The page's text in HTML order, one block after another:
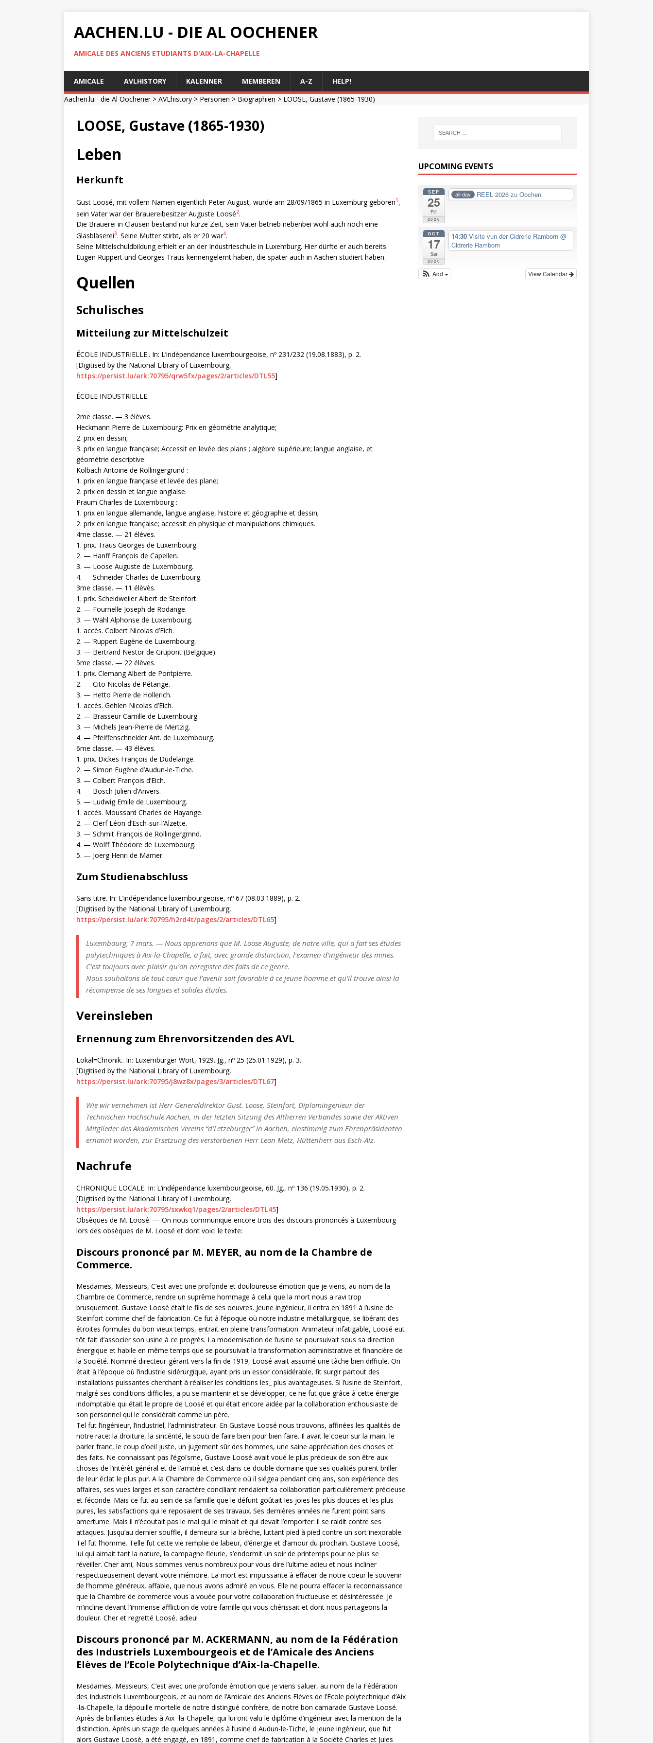
AACHEN.LU - DIE AL OOCHENER
AMICALE DES ANCIENS ETUDIANTS D'AIX-LA-CHAPELLE
AMICALE AVLHISTORY KALENNER MEMBEREN A-Z
HELP!
Aachen.lu - die Al Oochener> AVLhistory > Personen > Biographien > LOOSE, Gustave (1865-1930)
LOOSE, Gustave (1865-1930)
Leben
Herkunft
Gust Loosé, mit vollem Namen eigentlich Peter August, wurde am 28/09/1865 in Luxemburg geboren1 ,
sein Vater war der Brauereibesitzer Auguste Loosé2.
Die Brauerei in Clausen bestand nur kurze Zeit, sein Vater betrieb nebenbei wohl auch noch eine
Glasbläserei3. Seine Mutter stirbt, als er 20 war4.
Seine Mittelschuldbildung erhielt er an der Industrieschule in Luxemburg. Hier dürfte er auch bereits
Eugen Ruppert und Georges Traus kennengelernt haben, die später auch in Aachen studiert haben.
Quellen
Schulisches
Mitteilung zur Mittelschulzeit
ÉCOLE INDUSTRIELLE.. In: L’indépendance luxembourgeoise, nº 231/232 (19.08.1883), p. 2.
[Digitised by the National Library of Luxembourg,
https://persist.lu/ark:70795/qrw5fx/pages/2/articles/DTL55]
ÉCOLE INDUSTRIELLE.
2me classe. — 3 élèves.
Heckmann Pierre de Luxembourg: Prix en géométrie analytique;
2. prix en dessin;
3. prix en langue française; Accessit en levée des plans ; algèbre supérieure; langue anglaise, et
géométrie descriptive.
Kolbach Antoine de Rollingergrund :
1. prix en langue française et levée des plane;
2. prix en dessin et langue anglaise.
Praum Charles de Luxembourg :
1. prix en langue allemande, langue anglaise, histoire et géographie et dessin;
2. prix en langue française; accessit en physique et manipulations chimiques.
4me classe. — 21 éléves.
1. prix. Traus Georges de Luxembourg.
2. — Hanff François de Capellen.
3. — Loose Auguste de Luxembourg.
4. — Schneider Charles de Luxembourg.
3me classe. — 11 élèvès.
1. prix. Scheidweiler Albert de Steinfort.
2. — Fournelle Joseph de Rodange.
3. — Wahl Alphonse de Luxembourg.
1. accès. Colbert Nicolas d’Eich.
2. — Ruppert Eugène de Luxembourg.
3. — Bertrand Nestor de Grupont (Belgique).
5me classe. — 22 élèves.
1. prix. Clemang Albert de Pontpierre.
2. — Cito Nicolas de Pétange.
3. — Hetto Pierre de Hollerich.
1. accès. Gehlen Nicolas d’Eich.
2. — Brasseur Camille de Luxembourg.
3. — Michels Jean-Pierre de Mertzig.
4. — Pfeiffenschneider Ant. de Luxembourg.
6me classe. — 43 élèves.
1. prix. Dickes François de Dudelange.
2. — Simon Eugène d’Audun-le-Tiche.
3. — Colbert François d’Eich.
4. — Bosch Julien d’Anvers.
5. — Ludwig Emile de Luxembourg.
1. accès. Moussard Charles de Hayange.
2. — Clerf Léon d’Esch-sur-l’Alzette.
3. — Schmit François de Rollingergrnnd.
4. — Wolff Théodore de Luxembourg.
5. — Joerg Henri de Mamer.
Zum Studienabschluss
Sans titre. In: L’indépendance luxembourgeoise, nº 67 (08.03.1889), p. 2.
[Digitised by the National Library of Luxembourg,
https://persist.lu/ark:70795/h2rd4t/pages/2/articles/DTL65]
Luxembourg, 7 mars. — Nous apprenons que M. Loose Auguste, de notre ville, qui a fait ses études
polytechniques à Aix-la-Chapelle, a fait, avec grande distinction, l’examen d’ingénieur des mines.
C’est toujours avec plaisir qu’on enregistre des faits de ce genre.
Nous souhaitons de tout cœur que l’avenir soit favorable à ce jeune homme et qu’il trouve ainsi la
récompense de ses longues et solides études.
Vereinsleben
Ernennung zum Ehrenvorsitzenden des AVL
Lokal=Chronik.. In: Luxemburger Wort, 1929. Jg., nº 25 (25.01.1929), p. 3.
[Digitised by the National Library of Luxembourg,
https://persist.lu/ark:70795/j8wz8x/pages/3/articles/DTL67]
Wie wir vernehmen ist Herr Generaldirektor Gust. Loose, Steinfort, Diplomingenieur der
Technischen Hochschule Aachen, in der letzten Sitzung des Altherren Verbandes sowie der Aktiven
Mitglieder des Akademischen Vereins “d’Letzeburger” in Aachen, einstimmig zum Ehrenpräsidenten
ernannt worden, zur Ersetzung des verstorbenen Herr Leon Metz, Hüttenherr aus Esch-Alz.
Nachrufe
CHRONIQUE LOCALE. In: L’indépendance luxembourgeoise, 60. Jg., nº 136 (19.05.1930), p. 2.
[Digitised by the National Library of Luxembourg,
https://persist.lu/ark:70795/sxwkq1/pages/2/articles/DTL45]
Obsèques de M. Loosé. — On nous communique encore trois des discours prononcés à Luxembourg
lors des obsèques de M. Loosé et dont voici le texte:
Discours prononcé par M. MEYER, au nom de la Chambre de
Commerce.
Mesdames, Messieurs, C’est avec une profonde et douloureuse émotion que je viens, au nom de la
Chambre de Commerce, rendre un suprême hommage à celui que la mort nous a ravi trop
brusquement. Gustave Loosé était le fils de ses oeuvres. Jeune ingénieur, il entra en 1891 à l’usine de
Steinfort comme chef de fabrication. Ce fut à l’époque où notre industrie métallurgique, se libérant des
étroites formules du bon vieux temps, entrait en pleine transformation. Animateur infatigable, Loosé eut
tôt fait d’associer son usine à ce progrès. La modernisation de l’usine se poursuivait sous sa direction
énergique et habile en même temps que se poursuivait la transformation administrative et financière de
la Société. Nommé directeur-gérant vers la fin de 1919, Loosé avait assumé une tâche bien difficile. On
était à l’époque où l’industrie sidérurgique, ayant pris un essor considérable, fit surgir partout des
installations puissantes cherchant à réaliser les conditions les_ plus avantageuses. Si l’usine de Steinfort,
malgré ses conditions difficiles, a pu se maintenir et se développer, ce ne fut que grâce à cette énergie
indomptable qui était le propre de Loosé et qui était encore aidée par la collaboration enthousiaste de
son personnel qui le considérait comme un père.
Tel fut l’ingénieur, l’industriel, l’administrateur. En Gustave Loosé nous trouvons, affinées les qualités de
notre race: la droiture, la sincérité, le souci de faire bien pour bien faire. Il avait le coeur sur la main, le
parler franc, le coup d’oeil juste, un jugement sûr des hommes, une saine appréciation des choses et
des faits. Ne connaissant pas l’égoïsme, Gustave Loosé avait voué le plus précieux de son être aux
choses de l’intérêt général et de l’amitié et c’est dans ce double domaine que ses qualités purent briller
de leur éclat le plus pur. A la Chambre de Commerce où il siégea pendant cinq ans, son expérience des
affaires, ses vues larges et son caractère conciliant rendaient sa collaboration particulièrement précieuse
et féconde. Mais ce fut au sein de sa famille que le défunt goûtait les joies les plus douces et les plus
pures, les satisfactions qui le reposaient de ses travaux. Ses dernières années ne furent point sans
amertume. Mais il n’écoutait pas le mal qui le minait et qui devait l’emporter: il se raidit contre ses
attaques. Jusqu’au dernier souffle, il demeura sur la brèche, luttant pied à pied contre un sort inexorable.
Tel fut l’homme. Telle fut cette vie remplie de labeur, d’énergie et d’amour du prochain. Gustave Loosé,
lui qui aimait tant la nature, la campagne fleurie, s’endormit un soir de printemps pour ne plus se
réveiller. Cher ami, Nous sommes venus nombreux pour vous dire l’ultime adieu et nous incliner
respectueusement devant votre mémoire. La mort est impuissante à effacer de notre coeur le souvenir
de l’homme généreux, affable, que nous avons admiré en vous. Elle ne pourra effacer la reconnaissance
que la Chambre de commerce vous a vouée pour votre collaboration fructueuse et désintéressée. Je
m’incline devant l’immense affliction de votre famille qui vous chérissait et dont nous partageons la
douleur. Cher et regretté Loosé, adieu!
Discours prononcé par M. ACKERMANN, au nom de la Fédération
des Industriels Luxembourgeois et de l’Amicale des Anciens
Elèves de l’Ecole Polytechnique d’Aix-la-Chapelle.
Mesdames, Messieurs, C’est avec une profonde émotion que je viens saluer, au nom de la Fédération
des Industriels Luxembourgeois, et au nom de l’Amicale des Anciens Elèves de l’Ecole polytechnique d’Aix
-la-Chapelle, la dépouille mortelle de notre distingué confrère, de notre bon camarade Gustave Loosé.
Après de brillantes études à Aix -la-Chapelle, qui lui ont valu le diplôme d’ingénieur avec la mention de la
distinction, Après un stage de quelques années à l’usine d Audun-le-Tiche, le jeune ingénieur, que fut
alors Gustave Loosé, a été engagé, en 1891, comme chef de fabrication à la Société Charles et Jules
UPCOMING EVENTS
SEP
25
Fri
2026
all-day REEL 2026 zu Oochen
OCT
17
Sat
2026
14:30Visite vun der Cidrerie Ramborn@
Cidrerie Ramborn
View Calendar
Add